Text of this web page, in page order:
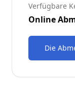
Verfügbare
Online
Die